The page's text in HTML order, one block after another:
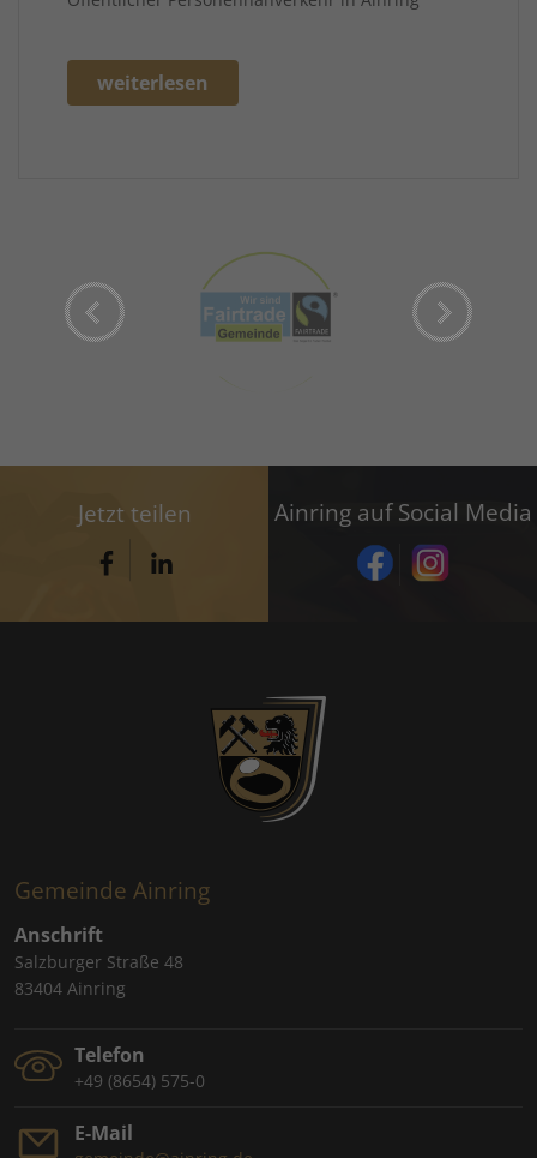
weiterlesen
Jetzt teilen Ainring auf Social Media
Gemeinde Ainring
Anschrift
Salzburger Straße 48
83404 Ainring
Telefon
+49 (8654) 575-0
E-Mail